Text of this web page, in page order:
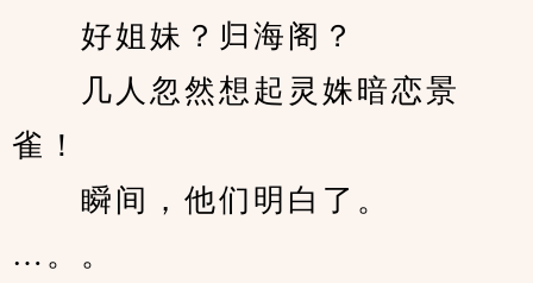
好姐妹？归海阁？
几人忽然想起灵姝暗恋景
雀！
瞬间，他们明白了。
…。。